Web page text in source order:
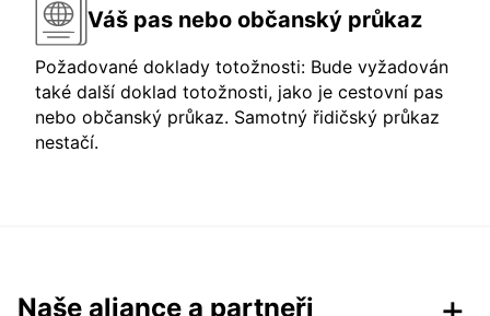
Váš pas nebo občanský průkaz
Požadované doklady totožnosti: Bude vyžadován
také další doklad totožnosti, jako je cestovní pas
nebo občanský průkaz. Samotný řidičský průkaz
nestačí.
Naše aliance a partneři